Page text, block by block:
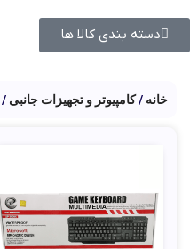
دسته بندی کالا ها
خانه کامپیوتر و تجهیزات جانبی